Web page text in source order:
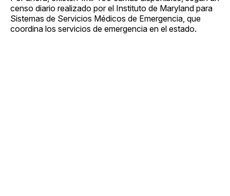
censo diario realizado por el Instituto de Maryland para
Sistemas de Servicios Médicos de Emergencia, que
coordina los servicios de emergencia en el estado.